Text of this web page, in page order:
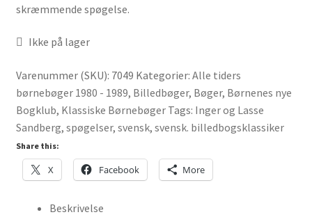
skræmmende spøgelse.
Ikke på lager
Varenummer (SKU): 7049 Kategorier: Alle tiders
børnebøger 1980 - 1989, Billedbøger, Bøger, Børnenes nye
Bogklub, Klassiske Børnebøger Tags: Inger og Lasse
Sandberg, spøgelser, svensk, svensk. billedbogsklassiker
Share this:
X Facebook More
Beskrivelse